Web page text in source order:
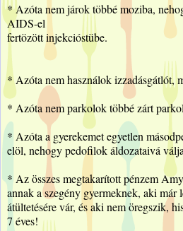
* Azóta nem járok többé moziba,
AIDS-el
fertözött injekcióstübe.
* Azóta nem használok izzadásgátlót,
* Azóta nem parkolok többé zárt
* Azóta a gyerekemet egyetlen
elöl, nehogy pedofilok áldozataivá
* Az összes megtakarított pénzem
annak a szegény gyermeknek, aki már
átültetésére vár, és aki nem öregszik,
7 éves!